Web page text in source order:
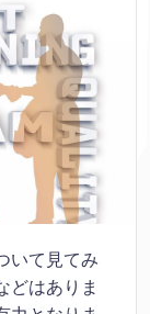
いて見てみ
どはありま